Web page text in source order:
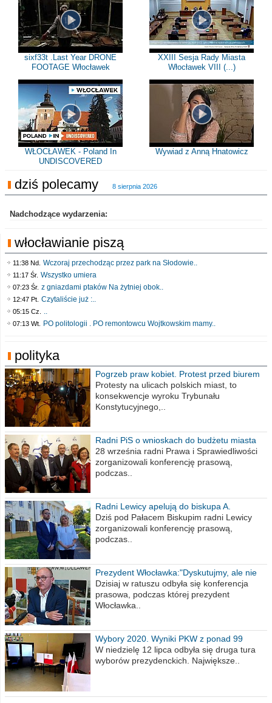
sixf33t .Last Year DRONE
FOOTAGE Włocławek
XXIII Sesja Rady Miasta
Włocławek VIII (...)
WŁOCŁAWEK - Poland In
UNDISCOVERED
Wywiad z Anną Hnatowicz
dziś polecamy 8 sierpnia 2026
Nadchodzące wydarzenia:
włocławianie piszą
11:38 Nd. Wczoraj przechodząc przez park na Słodowie..
11:17 Śr. Wszystko umiera
07:23 Śr. z gniazdami ptaków Na żytniej obok..
12:47 Pt. Czytaliście już :..
05:15 Cz. ..
07:13 Wt. PO politologii . PO remontowcu Wojtkowskim mamy..
polityka
Pogrzeb praw kobiet. Protest przed biurem
poselskim PiS
Protesty na ulicach polskich miast, to
konsekwencje wyroku Trybunału
Konstytucyjnego,..
Radni PiS o wnioskach do budżetu miasta
na 2021 rok
28 września radni Prawa i Sprawiedliwości
zorganizowali konferencję prasową,
podczas..
Radni Lewicy apelują do biskupa A.
Wiesława Meringa
Dziś pod Pałacem Biskupim radni Lewicy
zorganizowali konferencję prasową,
podczas..
Prezydent Włocławka:"Dyskutujmy, ale nie
obrażajmy się”
Dzisiaj w ratuszu odbyła się konferencja
prasowa, podczas której prezydent
Włocławka..
Wybory 2020. Wyniki PKW z ponad 99
procent obwodów
W niedzielę 12 lipca odbyła się druga tura
wyborów prezydenckich. Największe..